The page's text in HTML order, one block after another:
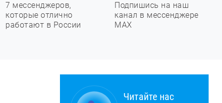
7 мессенджеров,
которые отлично
работают в России
Подпишись на наш
канал в мессенджере
МАХ
Читайте нас